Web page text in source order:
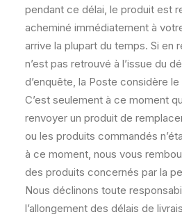
pendant ce délai, le produit est
acheminé immédiatement à
arrive la plupart du temps. Si en
n’est pas retrouvé à l’issue du
d’enquête, la Poste considère
C’est seulement à ce moment
renvoyer un produit de
ou les produits commandés
à ce moment, nous vous
des produits concernés par la
Nous déclinons toute
l’allongement des délais de